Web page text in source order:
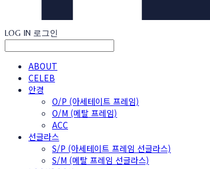
LOG IN 로그인
ABOUT
CELEB
안경
O/P (아세테이트 프레임)
O/M (메탈 프레임)
ACC
선글라스
S/P (아세테이트 프레임 선글라스)
S/M (메탈 프레임 선글라스)